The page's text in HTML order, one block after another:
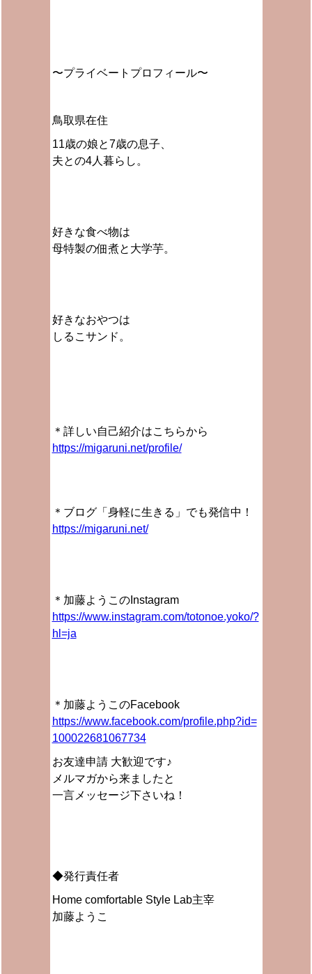
〜プライベートプロフィール〜
鳥取県在住
11歳の娘と7歳の息子、
夫との4人暮らし。
好きな食べ物は
母特製の佃煮と大学芋。
好きなおやつは
しるこサンド。
＊詳しい自己紹介はこちらから
https://migaruni.net/profile/
＊ブログ「身軽に生きる」でも発信中！
https://migaruni.net/
＊加藤ようこのInstagram
https://www.instagram.com/totonoe.yoko/?
hl=ja
＊加藤ようこのFacebook
https://www.facebook.com/profile.php?id=
100022681067734
お友達申請 大歓迎です♪
メルマガから来ましたと
一言メッセージ下さいね！
◆発行責任者
Home comfortable Style Lab主宰
加藤ようこ